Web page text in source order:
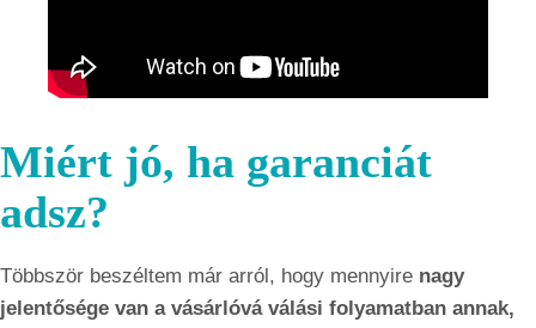
Miért jó, ha garanciát
adsz?
Többször beszéltem már arról, hogy mennyire nagy
jelentősége van a vásárlóvá válási folyamatban annak,